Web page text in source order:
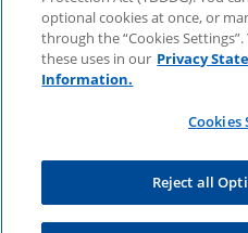
Studie herunterladen.
optional cookies at once, or
through the “Cookies
these uses in our Privacy
Information.
Cookies
Reject all